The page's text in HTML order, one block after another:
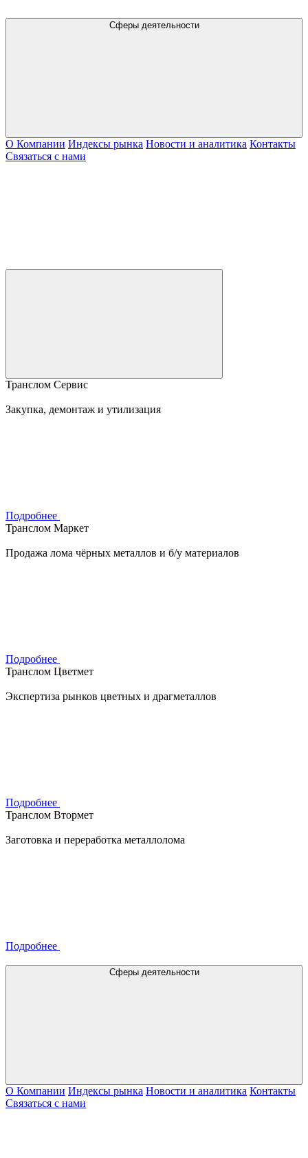
Сферы деятельности
О Компании Индексы рынка Новости и аналитика Контакты
Связаться с нами
Транслом Сервис
Закупка, демонтаж и утилизация
Подробнее
Транслом Маркет
Продажа лома чёрных металлов и б/у материалов
Подробнее
Транслом Цветмет
Экспертиза рынков цветных и драгметаллов
Подробнее
Транслом Втормет
Заготовка и переработка металлолома
Подробнее
Сферы деятельности
О Компании Индексы рынка Новости и аналитика Контакты
Связаться с нами